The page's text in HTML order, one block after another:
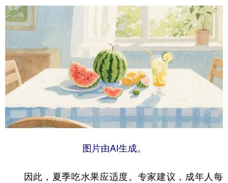
图片由AI生成。
因此，夏季吃水果应适度。专家建议，成年人每